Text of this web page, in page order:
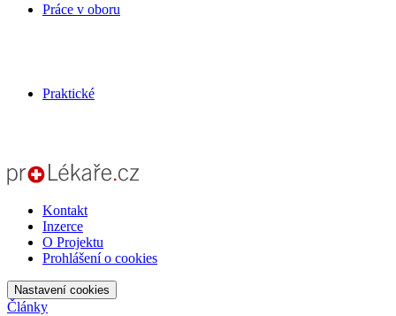
Práce v oboru
Praktické
Kontakt
Inzerce
O Projektu
Prohlášení o cookies
Nastavení cookies
Články